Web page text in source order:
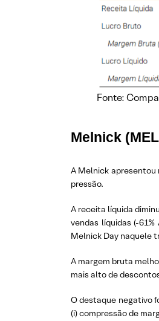
Fonte:
Melnick
A Melnick apresentou
pressão.
A receita líquida
vendas líquidas (-
Melnick Day naquele
A margem bruta
mais alto de
O destaque negativo
(i) compressão de